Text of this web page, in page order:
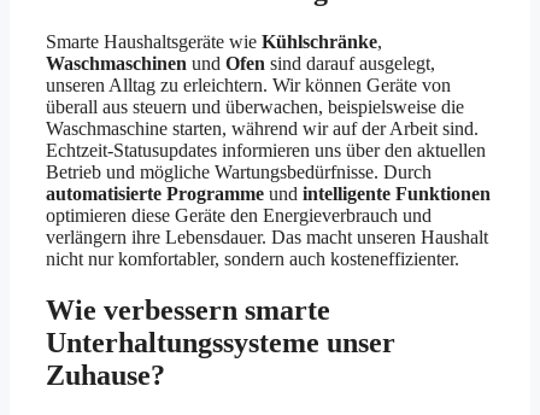
Smarte Haushaltsgeräte wie Kühlschränke,
Waschmaschinen und Ofen sind darauf ausgelegt,
unseren Alltag zu erleichtern. Wir können Geräte von
überall aus steuern und überwachen, beispielsweise die
Waschmaschine starten, während wir auf der Arbeit sind.
Echtzeit-Statusupdates informieren uns über den aktuellen
Betrieb und mögliche Wartungsbedürfnisse. Durch
automatisierte Programme und intelligente Funktionen
optimieren diese Geräte den Energieverbrauch und
verlängern ihre Lebensdauer. Das macht unseren Haushalt
nicht nur komfortabler, sondern auch kosteneffizienter.
Wie verbessern smarte
Unterhaltungssysteme unser
Zuhause?